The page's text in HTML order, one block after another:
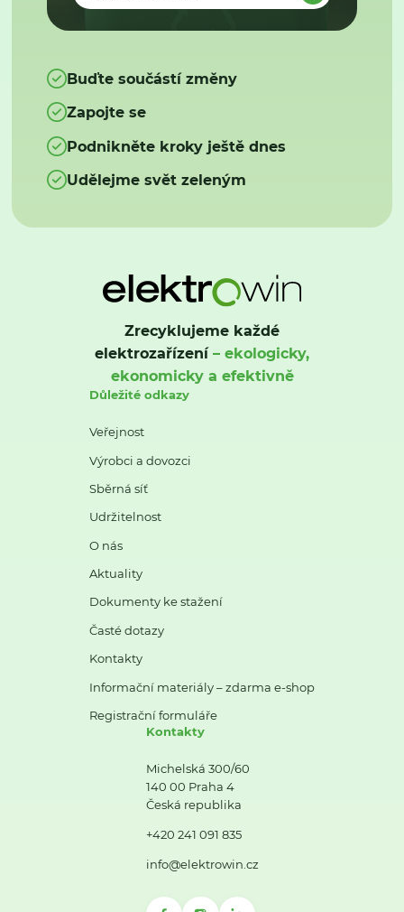
Buďte součástí změny
Zapojte se
Podnikněte kroky ještě dnes
Udělejme svět zeleným
Zrecyklujeme každé
elektrozařízení– ekologicky,
ekonomicky a efektivně
Důležité odkazy
Veřejnost
Výrobci a dovozci
Sběrná síť
Udržitelnost
O nás
Aktuality
Dokumenty ke stažení
Časté dotazy
Kontakty
Informační materiály – zdarma e-shop
Registrační formuláře
Kontakty
Michelská 300/60
140 00 Praha 4
Česká republika
+420 241 091 835
info@elektrowin.cz